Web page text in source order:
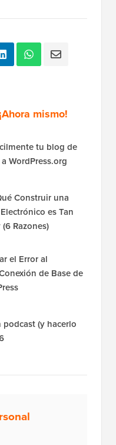
¡Ahora mismo!
tu blog de
WordPress.org
Construir una
es Tan
Razones)
el Error al
de Base de
(y hacerlo